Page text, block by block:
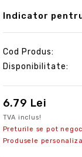
Indicator
Cod Produs:
Disponibilitate:
6.79 Lei
TVA inclus!
Preturile se pot
Produsele